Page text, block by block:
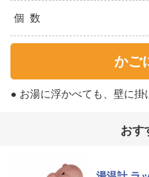
個 数
● お湯に浮かべても、壁に掛
おす